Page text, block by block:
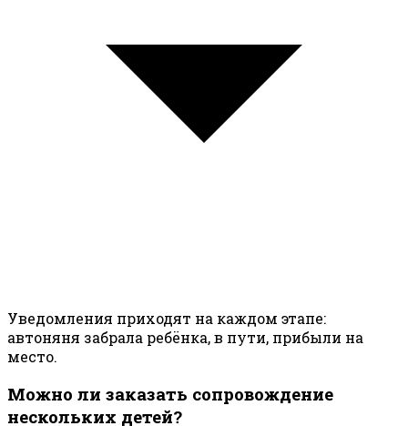
Уведомления приходят на каждом этапе:
автоняня забрала ребёнка, в пути, прибыли на
место.
Можно ли заказать сопровождение
нескольких детей?